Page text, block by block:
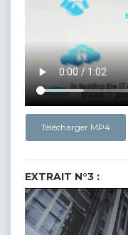
Télécharger MP4
EXTRAIT N°3 :